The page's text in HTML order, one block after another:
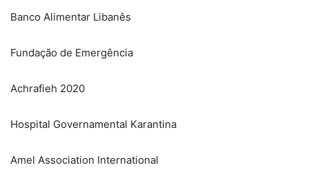
Banco Alimentar Libanês
Fundação de Emergência
Achrafieh 2020
Hospital Governamental Karantina
Amel Association International